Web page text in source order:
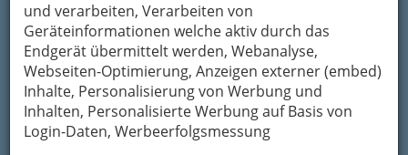
und verarbeiten, Verarbeiten von
Geräteinformationen welche aktiv durch das
Endgerät übermittelt werden, Webanalyse,
Webseiten-Optimierung, Anzeigen externer (embed)
Inhalte, Personalisierung von Werbung und
Inhalten, Personalisierte Werbung auf Basis von
Login-Daten, Werbeerfolgsmessung
sondern auch zu einem besonderen
Lesevergnügen machen. In diesem Jahr trifft es
zunächst einmal den Service.
Beklagte man früher ungeschulte oder
nachlässige Kellnerinnen und Kellner, so wird
derenÜbereifer nach Einschätzung des Gault
Millau allmählich zur Plage